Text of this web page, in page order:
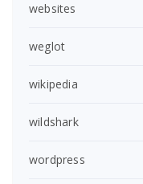
websites
weglot
wikipedia
wildshark
wordpress